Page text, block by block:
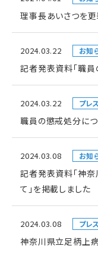
理事長あいさつを更
2024.03.22 お知
記者発表資料「職員
2024.03.22 プレ
職員の懲戒処分につ
2024.03.08 お知
記者発表資料「神
て」を掲載しました
2024.03.08 プレ
神奈川県立足柄上